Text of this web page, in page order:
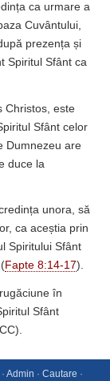
ca urmare a
Cuvântului,
prezența și
Spiritul Sfânt ca
Christos, este
Sfânt celor
Dumnezeu are
duce la
unora, să
ca aceștia prin
Spiritului Sfânt
Fapte 8:14-17).
în
Sfânt
Admin · Cautare ·